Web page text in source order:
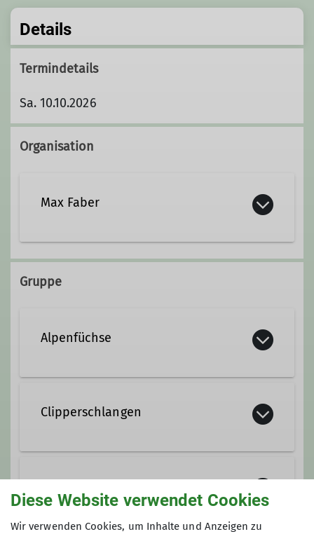
Details
Termindetails
Sa. 10.10.2026
Organisation
Max Faber
Kontakt aufnehmen
Gruppe
Alpenfüchse
Clipperschlangen
Kontakt aufnehmen
Diese Website verwendet Cookies
Wir verwenden Cookies, um Inhalte und Anzeigen zu